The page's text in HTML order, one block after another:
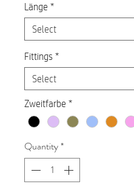
Länge *
Fittings *
Zweitfarbe *
Quantity*